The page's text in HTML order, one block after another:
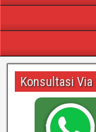
Konsultasi Via